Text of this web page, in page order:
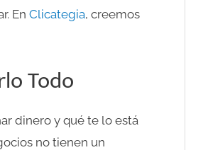
En Clicategia, creemos
Todo
dinero y qué te lo está
no tienen un